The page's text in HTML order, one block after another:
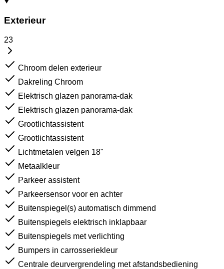
Exterieur
23
Chroom delen exterieur
Dakreling Chroom
Elektrisch glazen panorama-dak
Elektrisch glazen panorama-dak
Grootlichtassistent
Grootlichtassistent
Lichtmetalen velgen 18"
Metaalkleur
Parkeer assistent
Parkeersensor voor en achter
Buitenspiegel(s) automatisch dimmend
Buitenspiegels elektrisch inklapbaar
Buitenspiegels met verlichting
Bumpers in carrosseriekleur
Centrale deurvergrendeling met afstandsbediening